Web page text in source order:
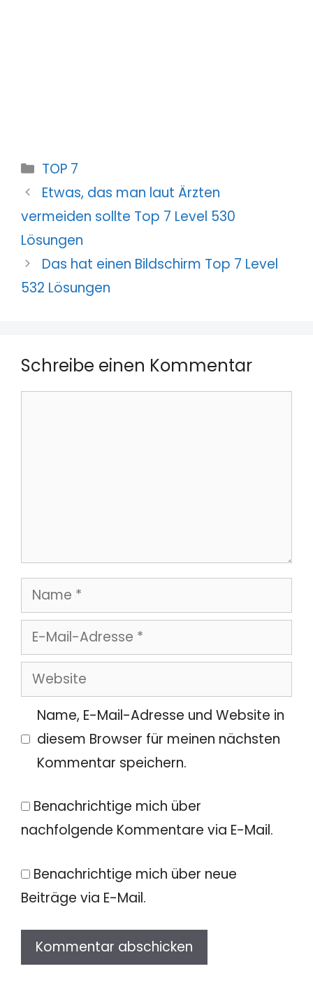
Kategorien
TOP 7
Etwas, das man laut Ärzten
vermeiden sollte Top 7 Level 530
Lösungen
Das hat einen Bildschirm Top 7 Level
532 Lösungen
Schreibe einen Kommentar
Name
E-
Mail-
Adresse
Website
Name, E-Mail-Adresse und Website in
diesem Browser für meinen nächsten
Kommentar speichern.
Benachrichtige mich über
nachfolgende Kommentare via E-Mail.
Benachrichtige mich über neue
Beiträge via E-Mail.